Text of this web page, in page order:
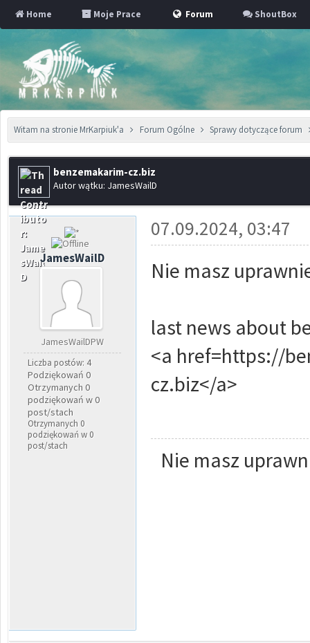
Home Moje Prace Forum ShoutBox
Witam na stronie MrKarpiuk'a Forum Ogólne Sprawy dotyczące forum
benzemakarim-cz.biz
Autor wątku: JamesWailD
JamesWailD
JamesWailDPW
Liczba postów: 4
Podziękowań 0
Otrzymanych 0
podziękowań w 0
post/stach
Otrzymanych 0
podziękowań w 0
post/stach
07.09.2024, 03:47
Nie masz
last news about
<a href=https://
cz.biz</a>
Nie masz